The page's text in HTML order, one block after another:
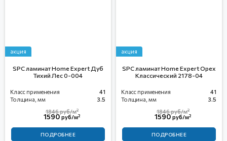
акция
SPC ламинат Home Expert Дуб
Тихий Лес 0-004
Класс применения
41
Толщина, мм
3.5
1590руб/м2
1846руб/м2
ПОДРОБНЕЕ
акция
SPC ламинат Home Expert Орех
Классический 2178-04
Класс применения
41
Толщина, мм
3.5
1590руб/м2
1846руб/м2
ПОДРОБНЕЕ